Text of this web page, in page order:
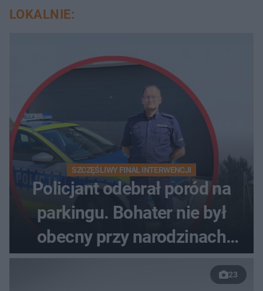
LOKALNIE:
SZCZĘŚLIWY FINAŁ INTERWENCJI
Policjant odebrał poród na
parkingu. Bohater nie był
obecny przy narodzinach
własnych dzieci
23